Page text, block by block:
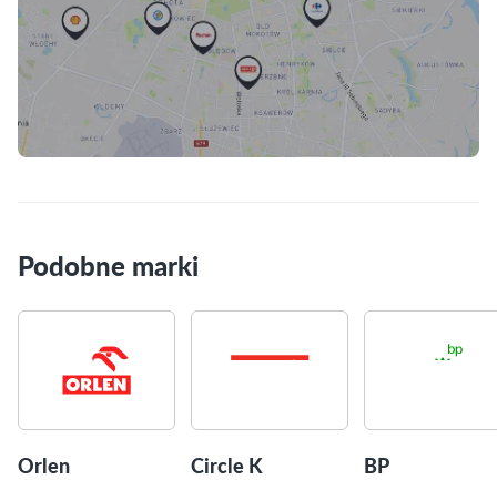
Podobne marki
Orlen Circle K BP